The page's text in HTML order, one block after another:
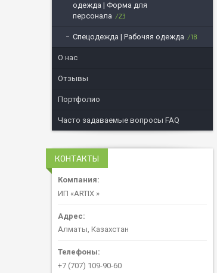
одежда | Форма для
персонала
23
Спецодежда | Рабочяя одежда 18
О нас
Отзывы
Портфолио
Часто задаваемые вопросы FAQ
КОНТАКТЫ
ИП «ARTIX »
Алматы, Казахстан
+7 (707) 109-90-60